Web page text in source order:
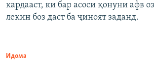
кардааст, ки бар асоси қонуни афв
лекин боз даст ба ҷиноят заданд.
Идома